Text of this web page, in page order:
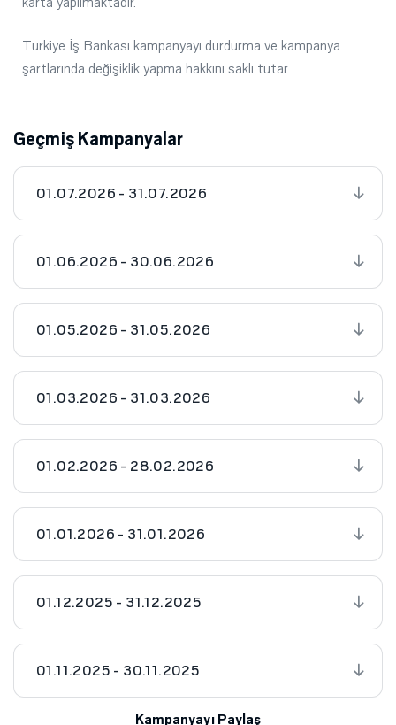
Türkiye İş Bankası kampanyayı durdurma ve kampanya
şartlarında değişiklik yapma hakkını saklı tutar.
Geçmiş Kampanyalar
01.07.2026 - 31.07.2026
01.06.2026 - 30.06.2026
01.05.2026 - 31.05.2026
01.03.2026 - 31.03.2026
01.02.2026 - 28.02.2026
01.01.2026 - 31.01.2026
01.12.2025 - 31.12.2025
01.11.2025 - 30.11.2025
Kampanyayı Paylaş